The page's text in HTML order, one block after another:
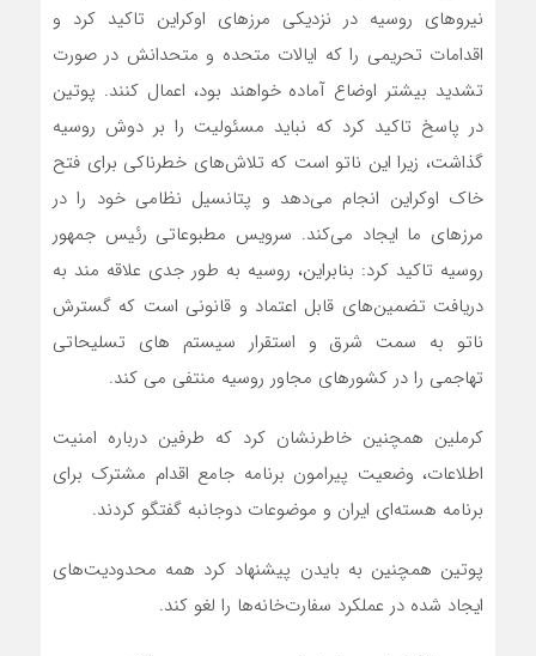
نیروهای روسیه در نزدیکی مرزهای اوکراین تاکید کرد و
اقدامات تحریمی را که ایالات متحده و متحدانش در صورت
تشدید بیشتر اوضاع آماده خواهند بود، اعمال کنند. پوتین
در پاسخ تاکید کرد که نباید مسئولیت را بر دوش روسیه
گذاشت، زیرا این ناتو است که تلاش‌های خطرناکی برای فتح
خاک اوکراین انجام می‌دهد و پتانسیل نظامی خود را در
مرزهای ما ایجاد می‌کند. سرویس مطبوعاتی رئیس جمهور
روسیه تاکید کرد: بنابراین، روسیه به طور جدی علاقه مند به
دریافت تضمین‌های قابل اعتماد و قانونی است که گسترش
ناتو به سمت شرق و استقرار سیستم های تسلیحاتی
تهاجمی را در کشورهای مجاور روسیه منتفی می کند.
کرملین همچنین خاطرنشان کرد که طرفین درباره امنیت
اطلاعات، وضعیت پیرامون برنامه جامع اقدام مشترک برای
برنامه هسته‌ای ایران و موضوعات دوجانبه گفتگو کردند.
پوتین همچنین به بایدن پیشنهاد کرد همه محدودیت‌های
ایجاد شده در عملکرد سفارت‌خانه‌ها را لغو کند.